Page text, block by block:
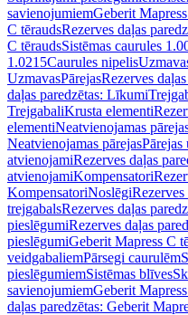
savienojumiemGeberit
C tēraudsRezerves daļas
C tēraudsSistēmas caurules
1.0215Caurules nipelis
UzmavasPārejasRezerves
daļas paredzētas: Līkumi
TrejgabaliKrusta elementi
elementiNeatvienojamas
Neatvienojamas pārejasPārejas
atvienojamiRezerves daļas
atvienojamiKompensatori
KompensatoriNoslēgiRezerves
trejgabalsRezerves daļas
pieslēgumiRezerves daļas
pieslēgumiGeberit Mapress C
veidgabaliemPārsegi caurulēm
pieslēgumiemSistēmas blīves
savienojumiemGeberit
daļas paredzētas: Geberit